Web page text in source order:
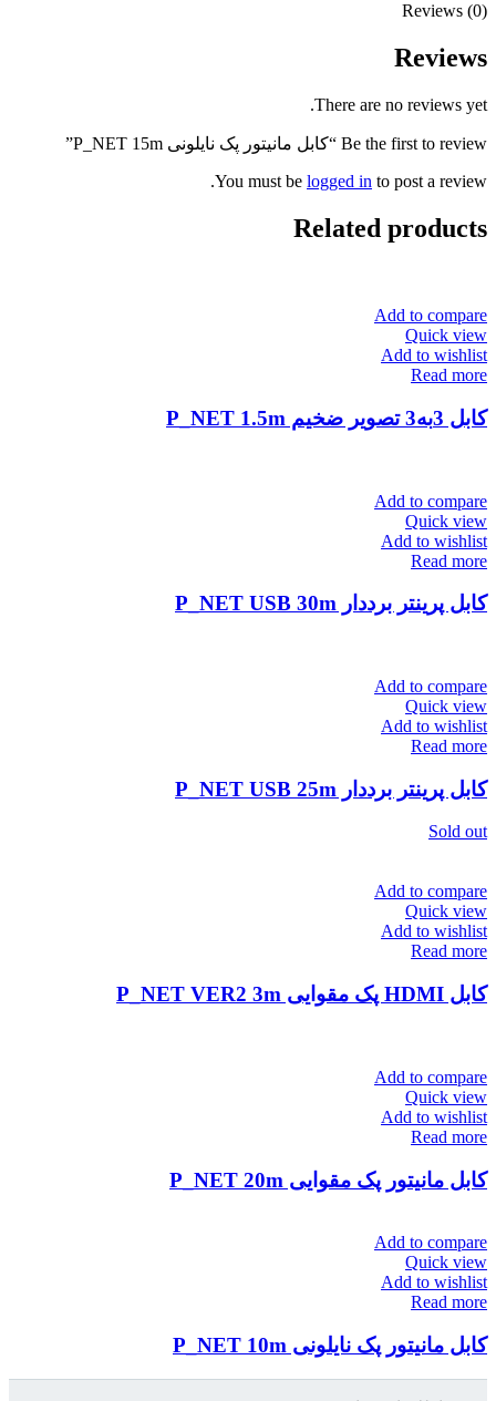
Reviews (0)
Reviews
There are no reviews yet.
Be the first to review “کابل مانیتور پک نایلونی P_NET 15m”
You must be logged in to post a review.
Related products
Add to compare
Quick view
Add to wishlist
Read more
کابل 3به3 تصویر ضخیم P_NET 1.5m
Add to compare
Quick view
Add to wishlist
Read more
کابل پرینتر برددار P_NET USB 30m
Add to compare
Quick view
Add to wishlist
Read more
کابل پرینتر برددار P_NET USB 25m
Sold out
Add to compare
Quick view
Add to wishlist
Read more
کابل HDMI پک مقوایی P_NET VER2 3m
Add to compare
Quick view
Add to wishlist
Read more
کابل مانیتور پک مقوایی P_NET 20m
Add to compare
Quick view
Add to wishlist
Read more
کابل مانیتور پک نایلونی P_NET 10m